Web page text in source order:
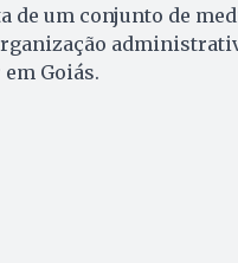
de um conjunto de
Goiás.